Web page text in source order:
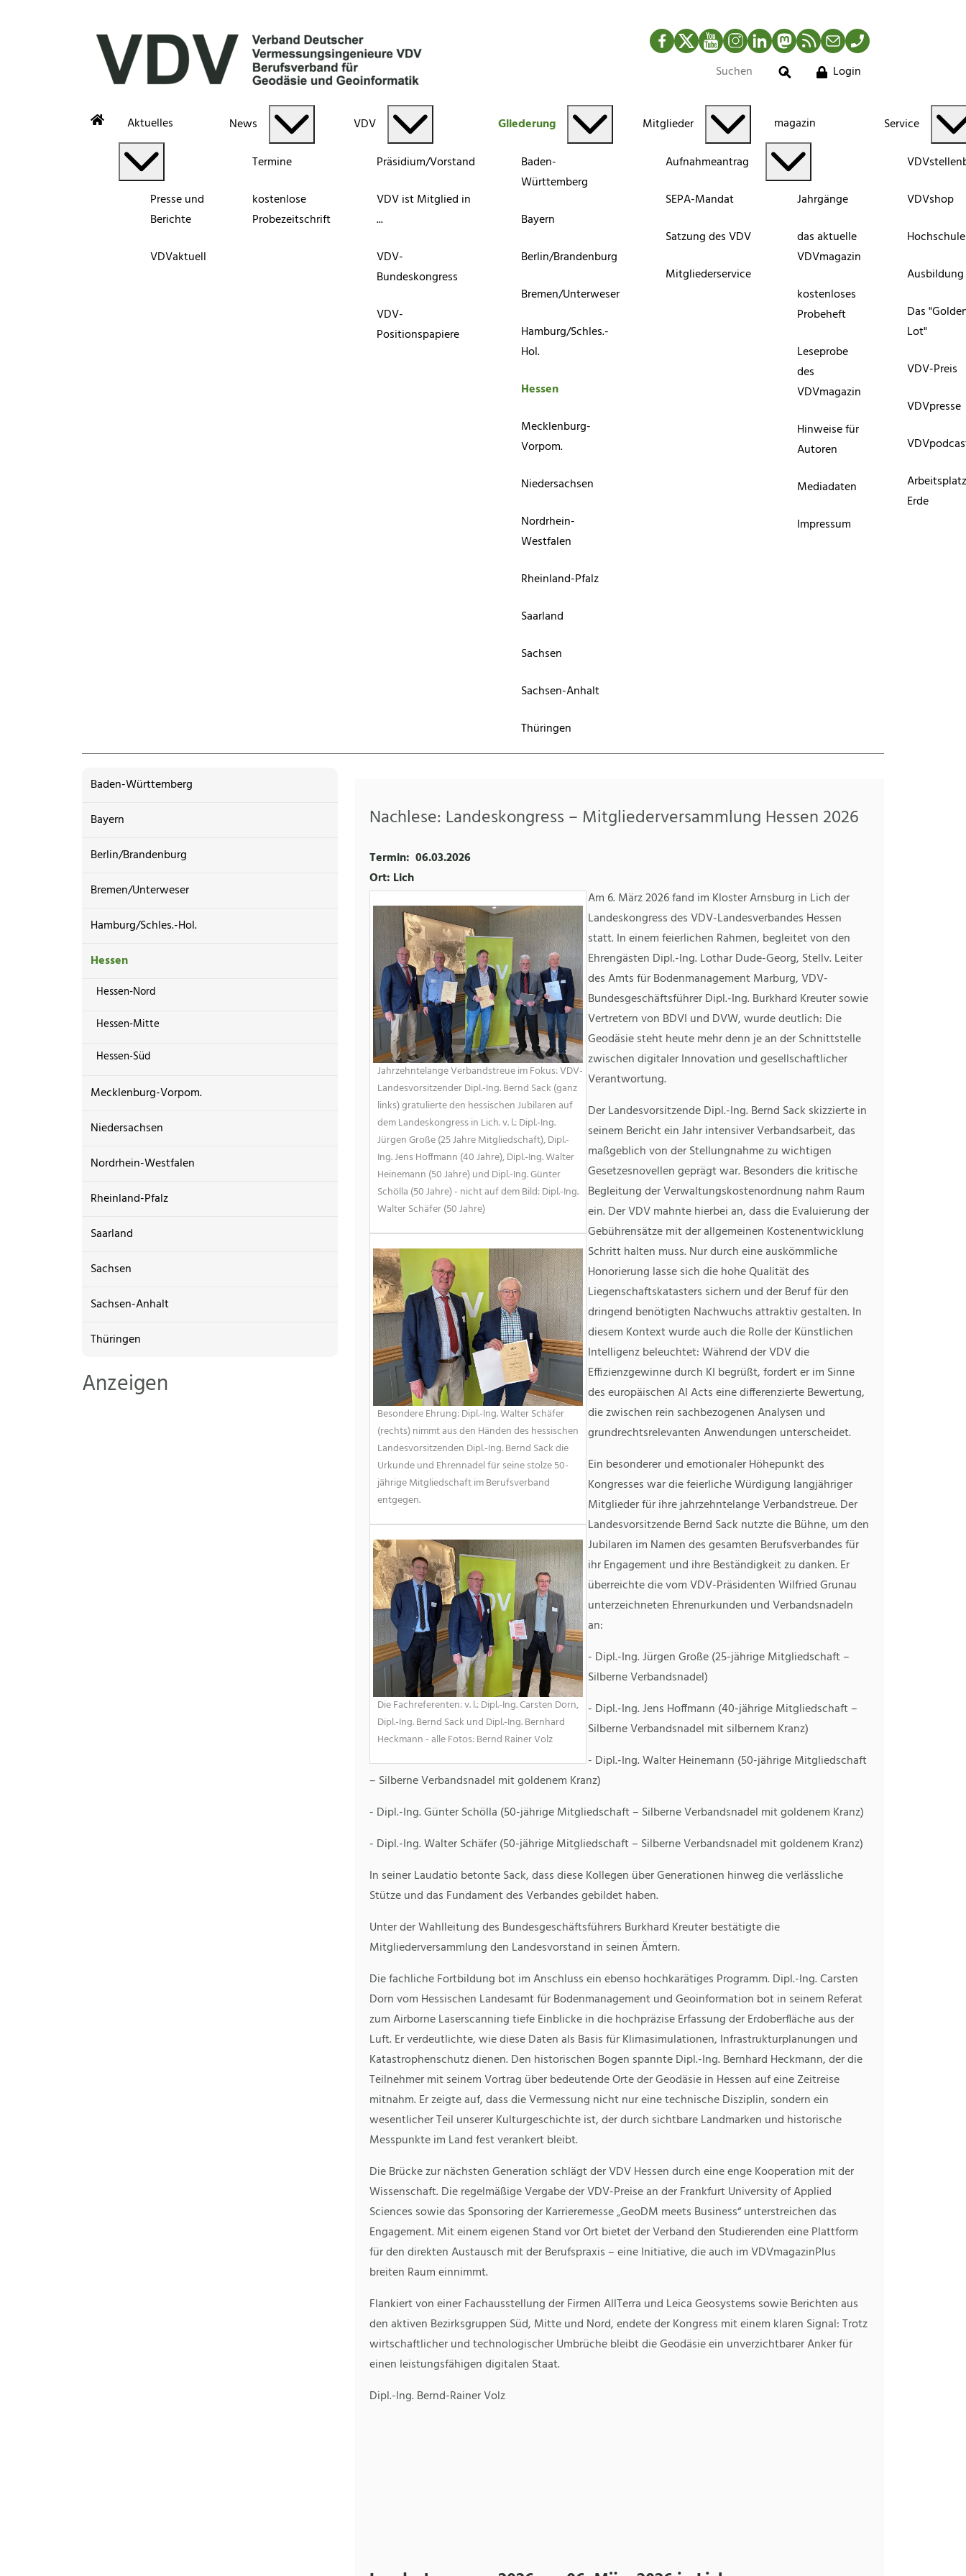
Facebook
TwitterYouTubeInstagram
LinkedInMastodonRSS-Newsfeed
MailTelefon
Suche
Login
Aktuelles
Presse und
Berichte
VDVaktuell
News
Termine
kostenlose
Probezeitschrift
VDV
Präsidium/Vorstand
VDV ist Mitglied in
...
VDV-
Bundeskongress
VDV-
Positionspapiere
Gliederung
Baden-
Württemberg
Bayern
Berlin/Brandenburg
Bremen/Unterweser
Hamburg/Schles.-
Hol.
Hessen
Mecklenburg-
Vorpom.
Niedersachsen
Nordrhein-
Westfalen
Rheinland-Pfalz
Saarland
Sachsen
Sachsen-Anhalt
Thüringen
Mitglieder
Aufnahmeantrag
SEPA-Mandat
Satzung des VDV
Mitgliederservice
magazin
Jahrgänge
das aktuelle
VDVmagazin
kostenloses
Probeheft
Leseprobe
des
VDVmagazin
Hinweise für
Autoren
Mediadaten
Impressum
Service
VDVshop
Ausbildung
Das
Lot"
VDV-Preis
VDVpresse
Erde
Baden-Württemberg
Bayern
Berlin/Brandenburg
Bremen/Unterweser
Hamburg/Schles.-Hol.
Hessen
Hessen-Nord
Hessen-Mitte
Hessen-Süd
Mecklenburg-Vorpom.
Niedersachsen
Nordrhein-Westfalen
Rheinland-Pfalz
Saarland
Sachsen
Sachsen-Anhalt
Thüringen
Anzeigen
Nachlese: Landeskongress – Mitgliederversammlung Hessen 2026
Termin: 06.03.2026
Ort: Lich
Jahrzehntelange Verbandstreue im Fokus: VDV-
Landesvorsitzender Dipl.-Ing. Bernd Sack (ganz
links) gratulierte den hessischen Jubilaren auf
dem Landeskongress in Lich. v. l.: Dipl.-Ing.
Jürgen Große (25 Jahre Mitgliedschaft), Dipl.-
Ing. Jens Hoffmann (40 Jahre), Dipl.-Ing. Walter
Heinemann (50 Jahre) und Dipl.-Ing. Günter
Schölla (50 Jahre) - nicht auf dem Bild: Dipl.-Ing.
Walter Schäfer (50 Jahre)
Besondere Ehrung: Dipl.-Ing. Walter Schäfer
(rechts) nimmt aus den Händen des hessischen
Landesvorsitzenden Dipl.-Ing. Bernd Sack die
Urkunde und Ehrennadel für seine stolze 50-
jährige Mitgliedschaft im Berufsverband
entgegen.
Die Fachreferenten: v. l.: Dipl.-Ing. Carsten Dorn,
Dipl.-Ing. Bernd Sack und Dipl.-Ing. Bernhard
Heckmann - alle Fotos: Bernd Rainer Volz
Am 6. März 2026 fand im Kloster Arnsburg in Lich der
Landeskongress des VDV-Landesverbandes Hessen
statt. In einem feierlichen Rahmen, begleitet von den
Ehrengästen Dipl.-Ing. Lothar Dude-Georg, Stellv. Leiter
des Amts für Bodenmanagement Marburg, VDV-
Bundesgeschäftsführer Dipl.-Ing. Burkhard Kreuter sowie
Vertretern von BDVI und DVW, wurde deutlich: Die
Geodäsie steht heute mehr denn je an der Schnittstelle
zwischen digitaler Innovation und gesellschaftlicher
Verantwortung.
Der Landesvorsitzende Dipl.-Ing. Bernd Sack skizzierte in
seinem Bericht ein Jahr intensiver Verbandsarbeit, das
maßgeblich von der Stellungnahme zu wichtigen
Gesetzesnovellen geprägt war. Besonders die kritische
Begleitung der Verwaltungskostenordnung nahm Raum
ein. Der VDV mahnte hierbei an, dass die Evaluierung der
Gebührensätze mit der allgemeinen Kostenentwicklung
Schritt halten muss. Nur durch eine auskömmliche
Honorierung lasse sich die hohe Qualität des
Liegenschaftskatasters sichern und der Beruf für den
dringend benötigten Nachwuchs attraktiv gestalten. In
diesem Kontext wurde auch die Rolle der Künstlichen
Intelligenz beleuchtet: Während der VDV die
Effizienzgewinne durch KI begrüßt, fordert er im Sinne
des europäischen AI Acts eine differenzierte Bewertung,
die zwischen rein sachbezogenen Analysen und
grundrechtsrelevanten Anwendungen unterscheidet.
Ein besonderer und emotionaler Höhepunkt des
Kongresses war die feierliche Würdigung langjähriger
Mitglieder für ihre jahrzehntelange Verbandstreue. Der
Landesvorsitzende Bernd Sack nutzte die Bühne, um den
Jubilaren im Namen des gesamten Berufsverbandes für
ihr Engagement und ihre Beständigkeit zu danken. Er
überreichte die vom VDV-Präsidenten Wilfried Grunau
unterzeichneten Ehrenurkunden und Verbandsnadeln
an:
- Dipl.-Ing. Jürgen Große (25-jährige Mitgliedschaft –
Silberne Verbandsnadel)
- Dipl.-Ing. Jens Hoffmann (40-jährige Mitgliedschaft –
Silberne Verbandsnadel mit silbernem Kranz)
- Dipl.-Ing. Walter Heinemann (50-jährige Mitgliedschaft
– Silberne Verbandsnadel mit goldenem Kranz)
- Dipl.-Ing. Günter Schölla (50-jährige Mitgliedschaft – Silberne Verbandsnadel mit goldenem Kranz)
- Dipl.-Ing. Walter Schäfer (50-jährige Mitgliedschaft – Silberne Verbandsnadel mit goldenem Kranz)
In seiner Laudatio betonte Sack, dass diese Kollegen über Generationen hinweg die verlässliche
Stütze und das Fundament des Verbandes gebildet haben.
Unter der Wahlleitung des Bundesgeschäftsführers Burkhard Kreuter bestätigte die
Mitgliederversammlung den Landesvorstand in seinen Ämtern.
Die fachliche Fortbildung bot im Anschluss ein ebenso hochkarätiges Programm. Dipl.-Ing. Carsten
Dorn vom Hessischen Landesamt für Bodenmanagement und Geoinformation bot in seinem Referat
zum Airborne Laserscanning tiefe Einblicke in die hochpräzise Erfassung der Erdoberfläche aus der
Luft. Er verdeutlichte, wie diese Daten als Basis für Klimasimulationen, Infrastrukturplanungen und
Katastrophenschutz dienen. Den historischen Bogen spannte Dipl.-Ing. Bernhard Heckmann, der die
Teilnehmer mit seinem Vortrag über bedeutende Orte der Geodäsie in Hessen auf eine Zeitreise
mitnahm. Er zeigte auf, dass die Vermessung nicht nur eine technische Disziplin, sondern ein
wesentlicher Teil unserer Kulturgeschichte ist, der durch sichtbare Landmarken und historische
Messpunkte im Land fest verankert bleibt.
Die Brücke zur nächsten Generation schlägt der VDV Hessen durch eine enge Kooperation mit der
Wissenschaft. Die regelmäßige Vergabe der VDV-Preise an der Frankfurt University of Applied
Sciences sowie das Sponsoring der Karrieremesse „GeoDM meets Business“ unterstreichen das
Engagement. Mit einem eigenen Stand vor Ort bietet der Verband den Studierenden eine Plattform
für den direkten Austausch mit der Berufspraxis – eine Initiative, die auch im VDVmagazinPlus
breiten Raum einnimmt.
Flankiert von einer Fachausstellung der Firmen AllTerra und Leica Geosystems sowie Berichten aus
den aktiven Bezirksgruppen Süd, Mitte und Nord, endete der Kongress mit einem klaren Signal: Trotz
wirtschaftlicher und technologischer Umbrüche bleibt die Geodäsie ein unverzichtbarer Anker für
einen leistungsfähigen digitalen Staat.
Dipl.-Ing. Bernd-Rainer Volz